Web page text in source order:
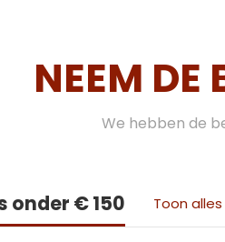
NEEM DE
We hebben de
onder € 150 Toon alles